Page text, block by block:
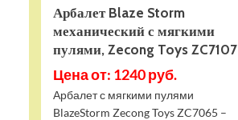
Арбалет Blaze Storm
механический с мягкими
пулями, Zecong Toys ZC7107
Цена от: 1240 руб.
Арбалет с мягкими пулями
BlazeStorm Zecong Toys ZC7065 –